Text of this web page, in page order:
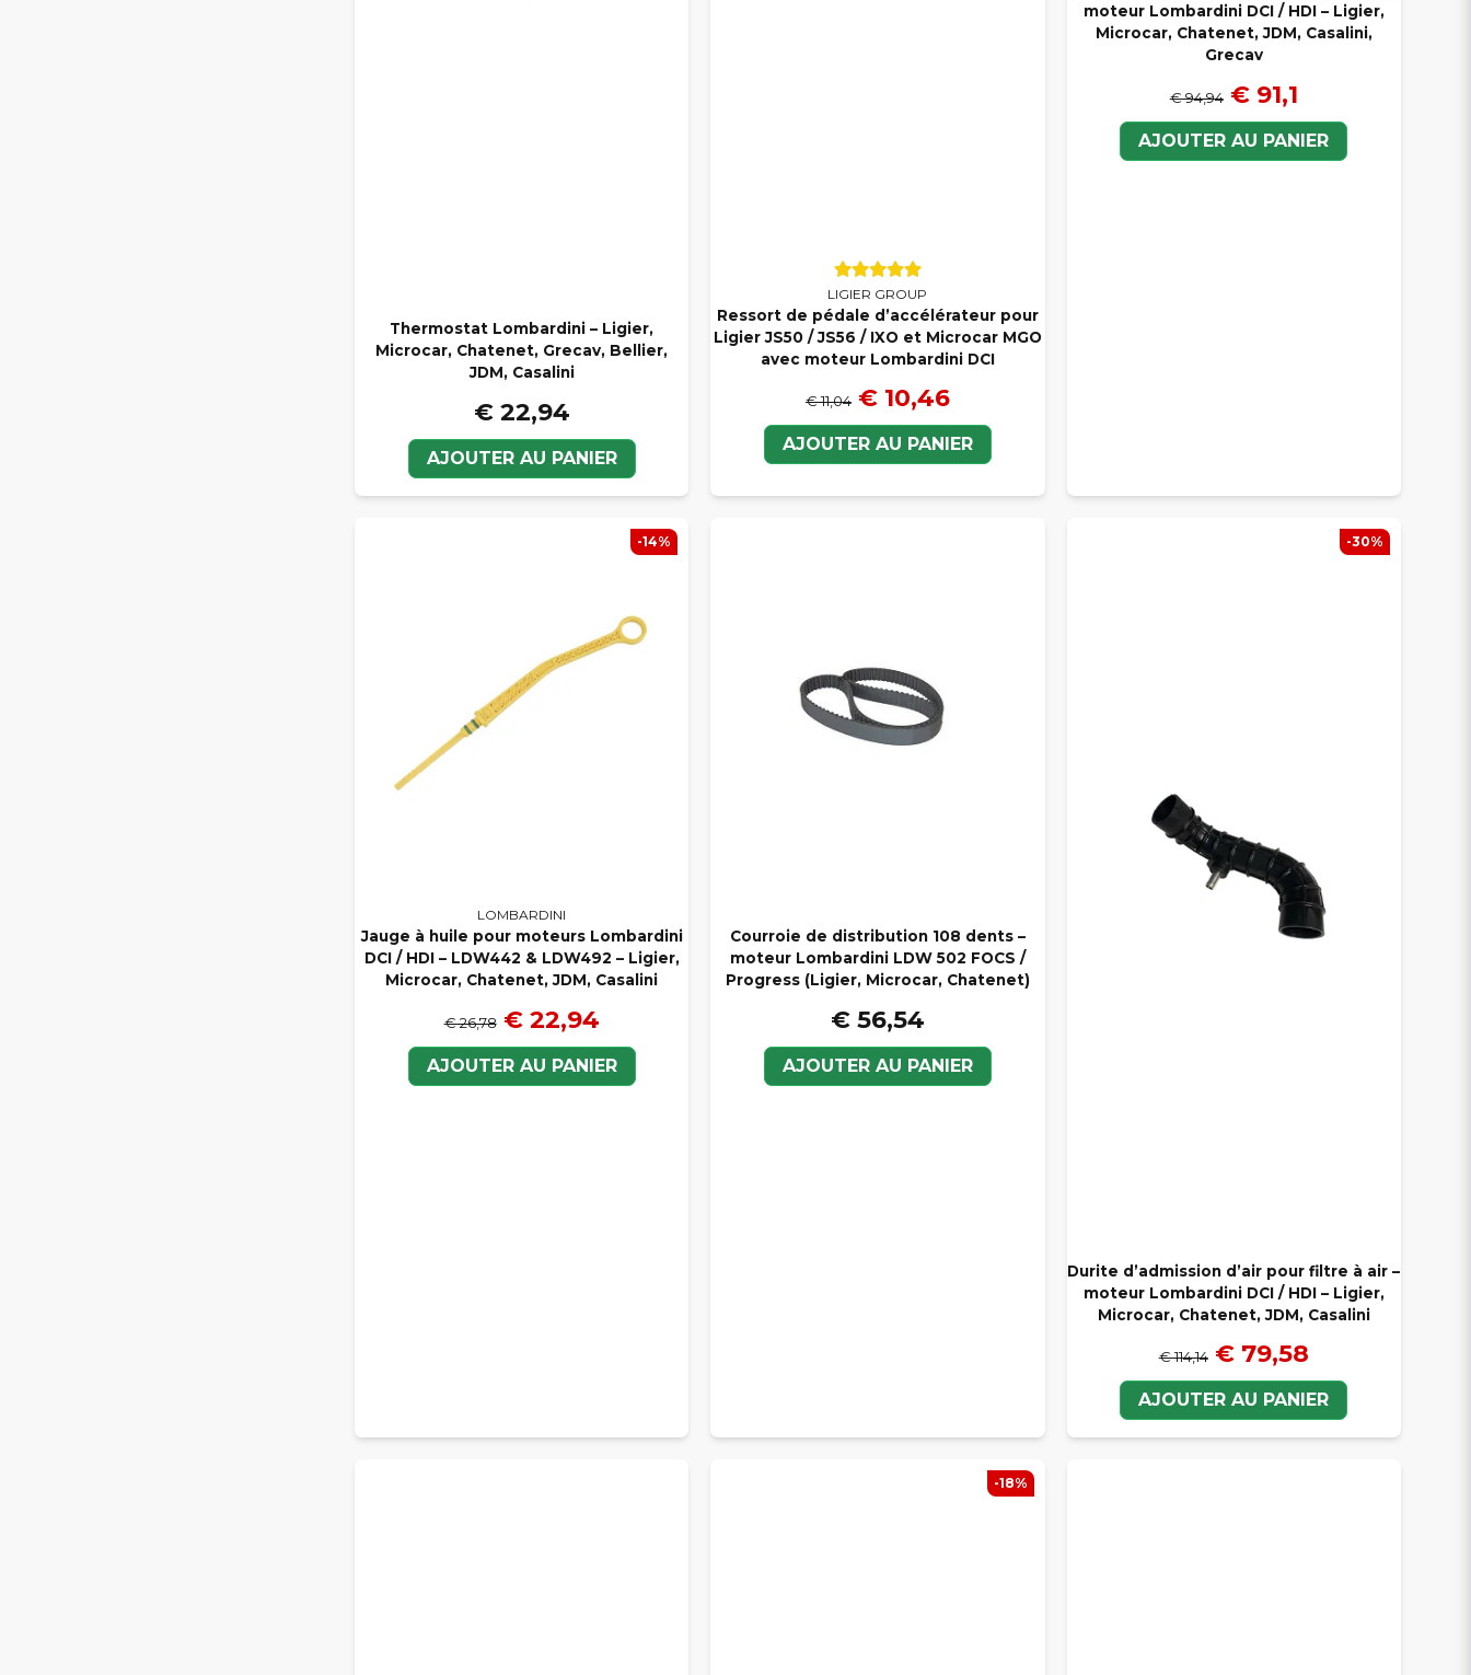
Thermostat Lombardini – Ligier,
Microcar, Chatenet, Grecav, Bellier,
JDM, Casalini
€ 22,94
AJOUTER AU PANIER
LIGIER GROUP
Ressort de pédale d’accélérateur pour
Ligier JS50 / JS56 / IXO et Microcar MGO
avec moteur Lombardini DCI
€ 11,04 € 10,46
AJOUTER AU PANIER
moteur Lombardini DCI / HDI – Ligier,
Microcar, Chatenet, JDM, Casalini,
Grecav
€ 94,94 € 91,1
AJOUTER AU PANIER
LOMBARDINI
Jauge à huile pour moteurs Lombardini
DCI / HDI – LDW442 & LDW492 – Ligier,
Microcar, Chatenet, JDM, Casalini
€ 26,78 € 22,94
AJOUTER AU PANIER
-14%
Courroie de distribution 108 dents –
moteur Lombardini LDW 502 FOCS /
Progress (Ligier, Microcar, Chatenet)
€ 56,54
AJOUTER AU PANIER
Durite d’admission d’air pour filtre à air –
moteur Lombardini DCI / HDI – Ligier,
Microcar, Chatenet, JDM, Casalini
€ 114,14 € 79,58
AJOUTER AU PANIER
-30%
-18%